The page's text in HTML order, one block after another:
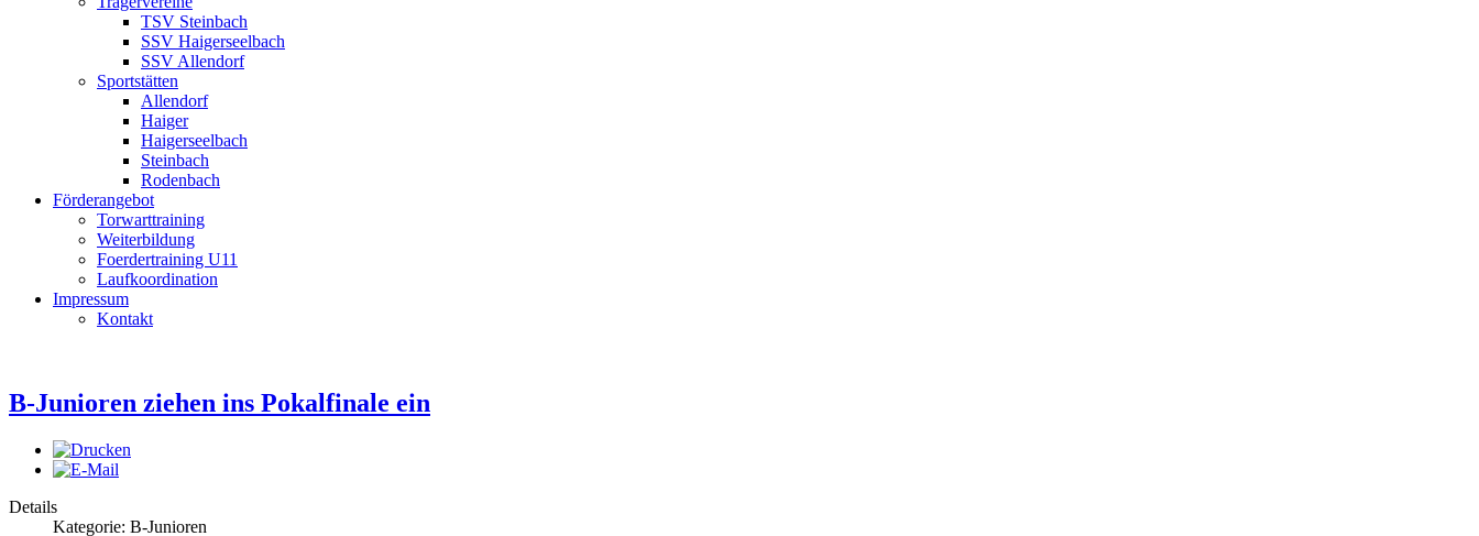
TSV Steinbach
SSV Haigerseelbach
SSV Allendorf
Sportstätten
Allendorf
Haiger
Haigerseelbach
Steinbach
Rodenbach
Förderangebot
Torwarttraining
Weiterbildung
Foerdertraining U11
Laufkoordination
Impressum
Kontakt
B-Junioren ziehen ins Pokalfinale ein
Details
Kategorie: B-Junioren